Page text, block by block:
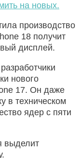
на новых.
производство
18 получит
дисплей.
нового
17. Он даже
в техническом
ядер с пяти
выделит